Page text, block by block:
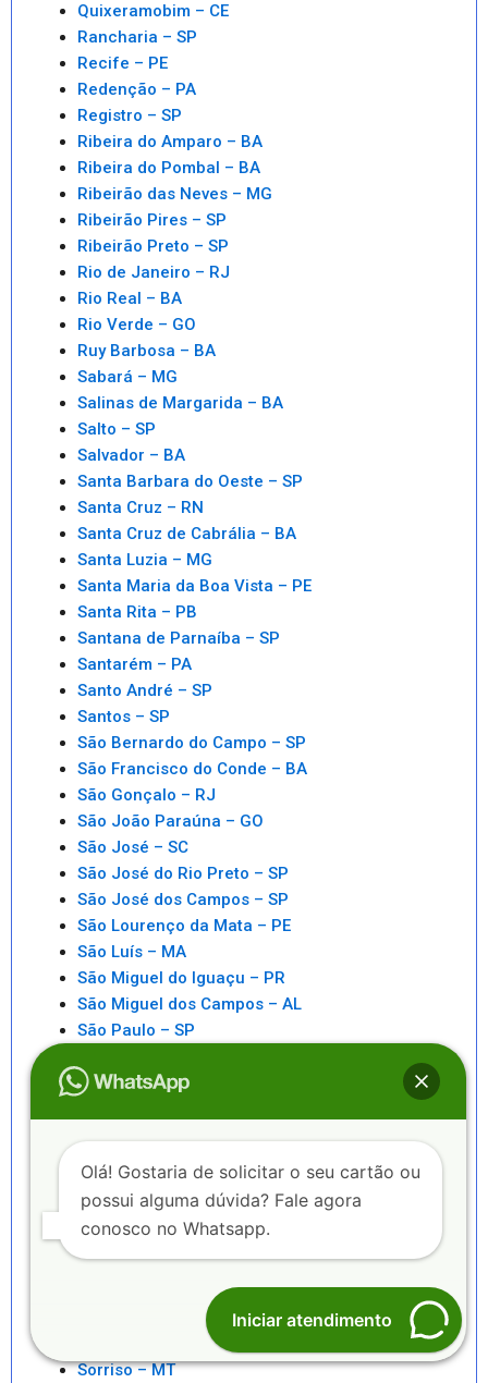
Quixeramobim – CE
Rancharia – SP
Recife – PE
Redenção – PA
Registro – SP
Ribeira do Amparo – BA
Ribeira do Pombal – BA
Ribeirão das Neves – MG
Ribeirão Pires – SP
Ribeirão Preto – SP
Rio de Janeiro – RJ
Rio Real – BA
Rio Verde – GO
Ruy Barbosa – BA
Sabará – MG
Salinas de Margarida – BA
Salto – SP
Salvador – BA
Santa Barbara do Oeste – SP
Santa Cruz – RN
Santa Cruz de Cabrália – BA
Santa Luzia – MG
Santa Maria da Boa Vista – PE
Santa Rita – PB
Santana de Parnaíba – SP
Santarém – PA
Santo André – SP
Santos – SP
São Bernardo do Campo – SP
São Francisco do Conde – BA
São Gonçalo – RJ
São João Paraúna – GO
São José – SC
São José do Rio Preto – SP
São José dos Campos – SP
São Lourenço da Mata – PE
São Luís – MA
São Miguel do Iguaçu – PR
São Miguel dos Campos – AL
São Paulo – SP
São Sebastiao – SP
Senhor do Bonfim – BA
Serra – ES
Serrinha – BA
Sete Lagoas – MG
Sorriso – MT
Olá! Gostaria de solicitar o seu cartão ou
possui alguma dúvida? Fale agora
conosco no Whatsapp.
Iniciar atendimento